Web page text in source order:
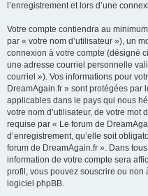
l’enregistrement et lors d’une
Votre compte contiendra au
par « votre nom d’utilisateur »), un
connexion à votre compte (désigné
une adresse courriel personnelle
courriel »). Vos informations pour
DreamAgain.fr » sont protégées
applicables dans le pays qui nous
votre nom d’utilisateur, de votre mot
requise par « Le forum de
d’enregistrement, qu’elle soit
forum de DreamAgain.fr ». Dans
information de votre compte sera
profil, vous pouvez souscrire ou non
logiciel phpBB.